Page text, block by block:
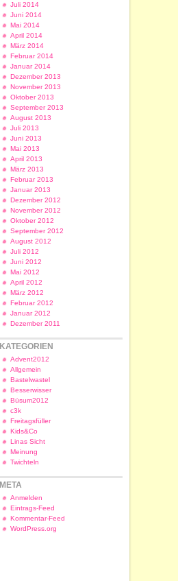
Juli 2014
Juni 2014
Mai 2014
April 2014
März 2014
Februar 2014
Januar 2014
Dezember 2013
November 2013
Oktober 2013
September 2013
August 2013
Juli 2013
Juni 2013
Mai 2013
April 2013
März 2013
Februar 2013
Januar 2013
Dezember 2012
November 2012
Oktober 2012
September 2012
August 2012
Juli 2012
Juni 2012
Mai 2012
April 2012
März 2012
Februar 2012
Januar 2012
Dezember 2011
KATEGORIEN
Advent2012
Allgemein
Bastelwastel
Besserwisser
Büsum2012
c3k
Freitagsfüller
Kids&Co
Linas Sicht
Meinung
Twichteln
META
Anmelden
Eintrags-Feed
Kommentar-Feed
WordPress.org